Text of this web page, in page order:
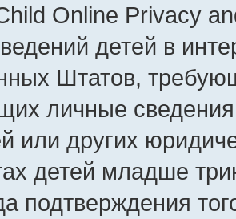
Online Privacy
детей в
Штатов,
личные
или других
детей младше
подтверждения